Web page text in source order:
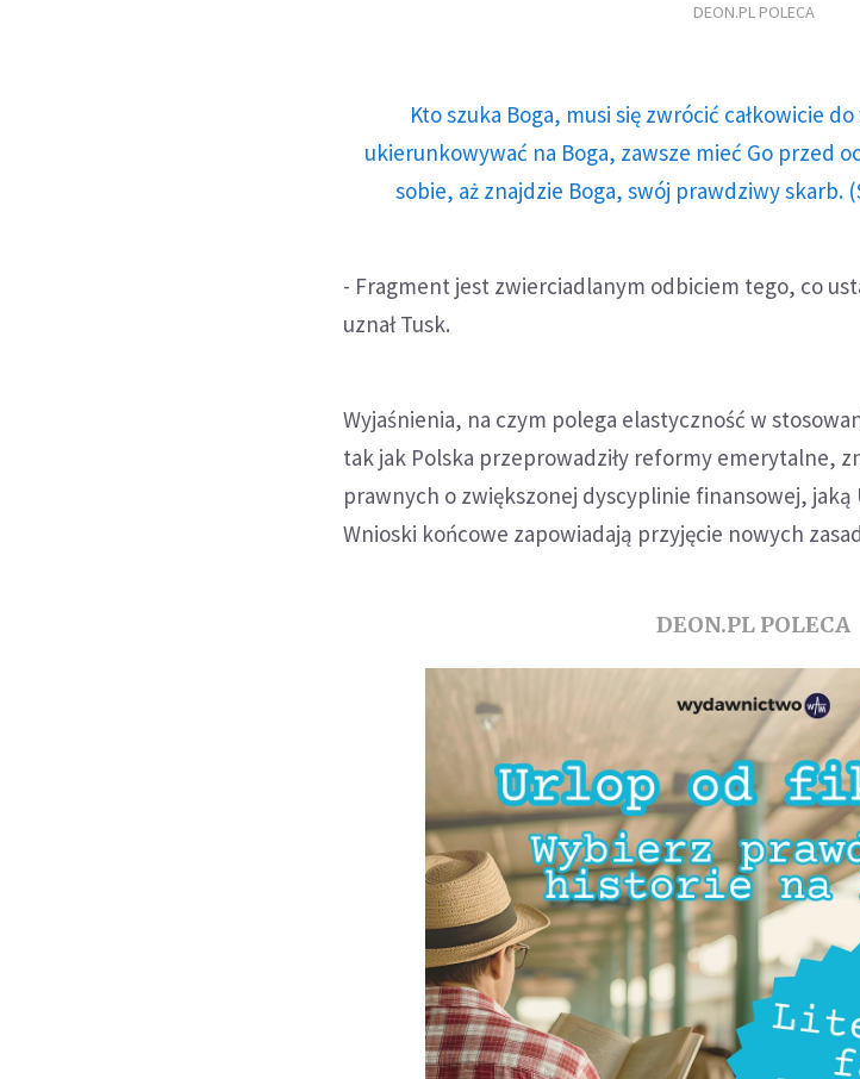
DEON.PL POLECA
Kto szuka Boga, musi się zwrócić całkowicie
ukierunkowywać na Boga, zawsze mieć Go przed
sobie, aż znajdzie Boga, swój prawdziwy skarb.
- Fragment jest zwierciadlanym odbiciem tego, co
uznał Tusk.
Wyjaśnienia, na czym polega elastyczność w
tak jak Polska przeprowadziły reformy emerytalne,
prawnych o zwiększonej dyscyplinie finansowej, jaką
Wnioski końcowe zapowiadają przyjęcie nowych
DEON.PL POLECA